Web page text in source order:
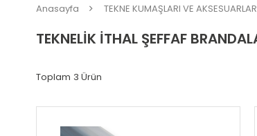
Anasayfa TEKNE KUMAŞLARI VE
TEKNELIK İTHAL ŞEFFAF
3 Ürün